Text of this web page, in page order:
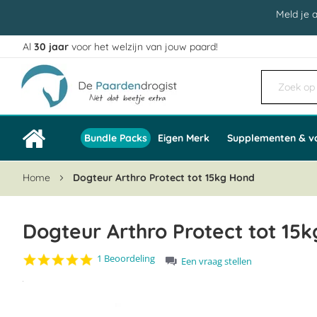
Meld je
Ga
naar
de
inhoud
Al 30 jaar voor het welzijn van jouw paard!
Bundle Packs Eigen Merk Supplementen &
Home Dogteur Arthro Protect tot 15kg Hond
Dogteur Arthro Protect tot
5.0
1 Beoordeling
Een vraag stellen